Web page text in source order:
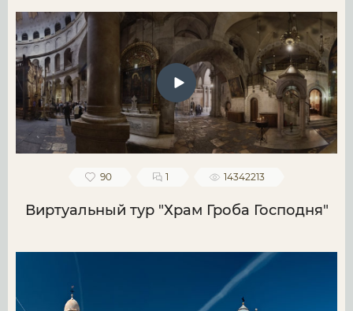
90 1 14342213
Виртуальный тур "Храм Гроба Господня"